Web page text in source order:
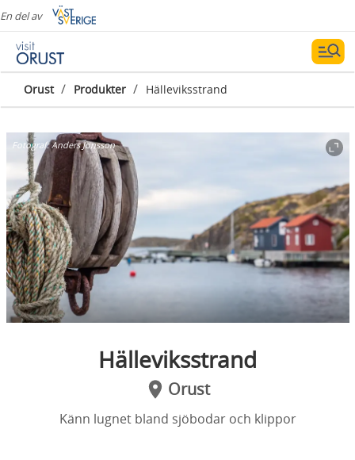
En del av
Orust / Produkter / Hälleviksstrand
Fotograf:Anders Jonsson
Hälleviksstrand
Orust
Känn lugnet bland sjöbodar och klippor